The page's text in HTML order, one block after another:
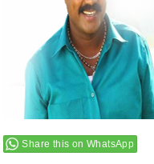
Share this on WhatsApp